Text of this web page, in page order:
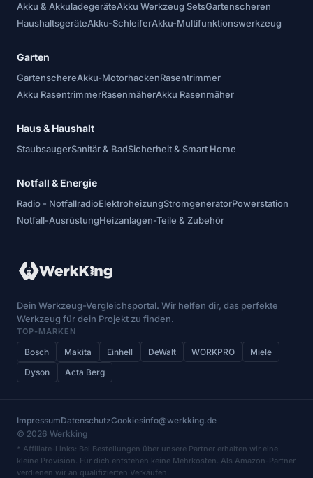
Akku & AkkuladegeräteAkku Werkzeug SetsGartenscheren
HaushaltsgeräteAkku-SchleiferAkku-Multifunktionswerkzeug
Garten
GartenschereAkku-MotorhackenRasentrimmer
Akku RasentrimmerRasenmäherAkku Rasenmäher
Haus & Haushalt
StaubsaugerSanitär & BadSicherheit & Smart Home
Notfall & Energie
Radio - NotfallradioElektroheizungStromgeneratorPowerstation
Notfall-AusrüstungHeizanlagen-Teile & Zubehör
Dein Werkzeug-Vergleichsportal. Wir helfen dir, das perfekte
Werkzeug für dein Projekt zu finden.
TOP-MARKEN
Bosch Makita Einhell DeWalt WORKPRO
Miele
Dyson
Acta Berg
ImpressumDatenschutzCookiesinfo@werkking.de
© 2026 Werkking
* Affiliate-Links: Bei Bestellungen über unsere Partner erhalten wir eine
kleine Provision. Für dich entstehen keine Mehrkosten. Als Amazon-Partner
verdienen wir an qualifizierten Verkäufen.